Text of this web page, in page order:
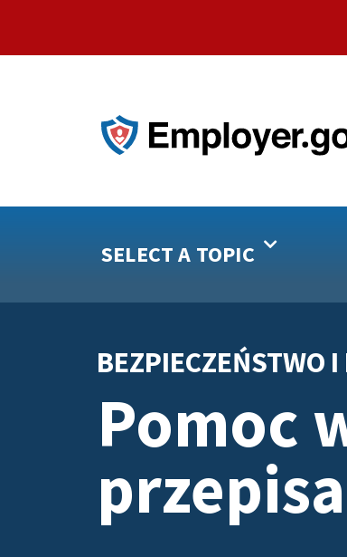
SELECT A TOPIC
BEZPIECZEŃSTWO
Pomoc